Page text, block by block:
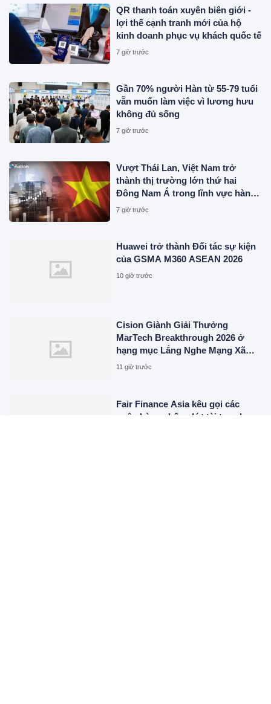
QR thanh toán xuyên biên giới -
lợi thế cạnh tranh mới của hộ
kinh doanh phục vụ khách quốc tế
7 giờ trước
Gần 70% người Hàn từ 55-79 tuổi
vẫn muốn làm việc vì lương hưu
không đủ sống
7 giờ trước
Vượt Thái Lan, Việt Nam trở
thành thị trường lớn thứ hai
Đông Nam Á trong lĩnh vực hàng
triệu người dùng
7 giờ trước
Huawei trở thành Đối tác sự kiện
của GSMA M360 ASEAN 2026
10 giờ trước
Cision Giành Giải Thưởng
MarTech Breakthrough 2026 ở
hạng mục Lắng Nghe Mạng Xã
Hội, Phân Phối Thông Cáo Báo
11 giờ trước
Fair Finance Asia kêu gọi các
ngân hàng chấm dứt tài trợ cho